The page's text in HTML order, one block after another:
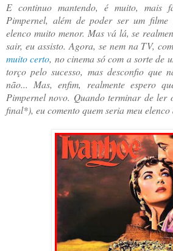
E continuo mantendo, é muito, mais
Pimpernel, além de poder ser um
elenco muito menor. Mas vá lá, se
sair, eu assisto. Agora, se nem na TV,
muito certo, no cinema só com a sorte de
torço pelo sucesso, mas desconfio que
não... Mas, enfim, realmente espero
Pimpernel novo. Quando terminar de
final*), eu comento quem seria meu elenco